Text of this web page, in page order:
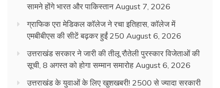
सामने होंगे भारत और पाकिस्तान August 7, 2026
ग्राफिक एरा मेडिकल कॉलेज ने रचा इतिहास, कॉलेज में
एमबीबीएस की सीटें बढ़कर हुईं 250 August 6, 2026
उत्तराखंड सरकार ने जारी की तीलू रौतेली पुरस्कार विजेताओं की
सूची, 8 अगस्त को होगा सम्मान समारोह August 6, 2026
उत्तराखंड के युवाओं के लिए खुशखबरी! 2500 से ज्यादा सरकारी